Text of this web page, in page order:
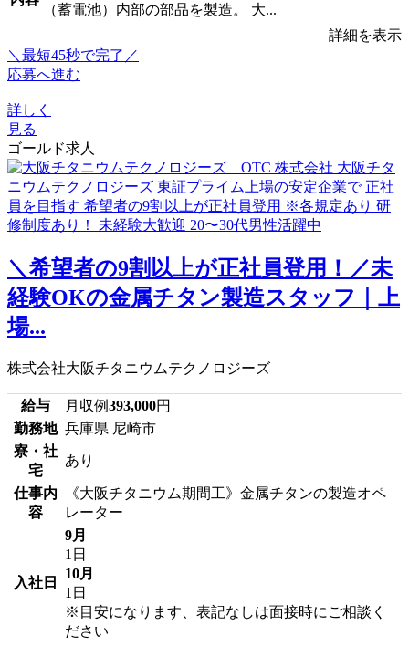
（蓄電池）内部の部品を製造。 大...
詳細を表示
＼最短45秒で完了／
応募へ進む
詳しく
見る
ゴールド求人
＼希望者の9割以上が正社員登用！／未
経験OKの金属チタン製造スタッフ｜上
場...
株式会社大阪チタニウムテクノロジーズ
給与 月収例393,000円
勤務地 兵庫県 尼崎市
寮・社
宅
あり
仕事内
容
《大阪チタニウム期間工》金属チタンの製造オペ
レーター
入社日
9月
1日
10月
1日
※目安になります、表記なしは面接時にご相談く
ださい